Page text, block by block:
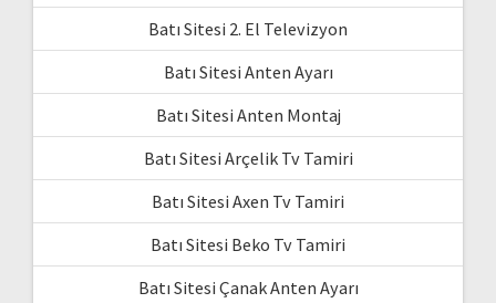
Batı Sitesi 2. El Televizyon
Batı Sitesi Anten Ayarı
Batı Sitesi Anten Montaj
Batı Sitesi Arçelik Tv Tamiri
Batı Sitesi Axen Tv Tamiri
Batı Sitesi Beko Tv Tamiri
Batı Sitesi Çanak Anten Ayarı